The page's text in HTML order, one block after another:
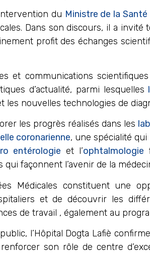
du Ministre de la
Dans son discours, il a invité
profit des échanges
et communications
d’actualité, parmi lesquelles l
les nouvelles technologies de
les progrès réalisés dans les
coronarienne, une spécialité
entérologie et l’ophtalmologie
façonnent l’avenir de la
Médicales constituent une
et de découvrir les
de travail , également au
l’Hôpital Dogta Lafiè
son rôle de centre